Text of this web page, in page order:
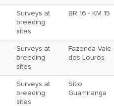
Surveys at
breeding
sites
BR 16 - KM 15
Surveys at
breeding
sites
Fazenda Vale
dos Louros
Surveys at
breeding
sites
Sítio
Guamiranga